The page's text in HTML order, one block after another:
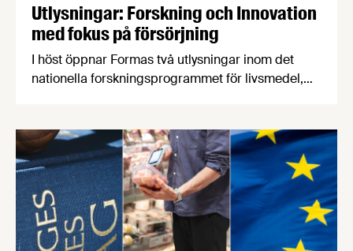
Utlysningar: Forskning och Innovation
med fokus på försörjning
I höst öppnar Formas två utlysningar inom det
nationella forskningsprogrammet för livsmedel,
en motståndskraftig livsmedelsförsörjning", och
båda syftar till att bana väg för innovationer som
stärker Sveriges livsmedelsförsörjning.